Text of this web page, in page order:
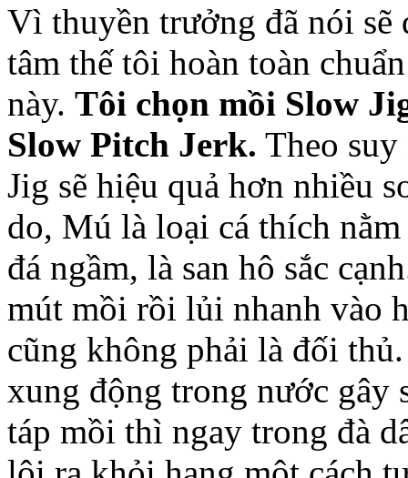
Vì thuyền trưởng đã nói sẽ
tâm thế tôi hoàn toàn
này. Tôi chọn mồi Slow
Slow Pitch Jerk. Theo
Jig sẽ hiệu quả hơn nhiều
do, Mú là loại cá thích
đá ngầm, là san hô sắc
mút mồi rồi lủi nhanh vào
cũng không phải là đối
xung động trong nước gây
táp mồi thì ngay trong đà